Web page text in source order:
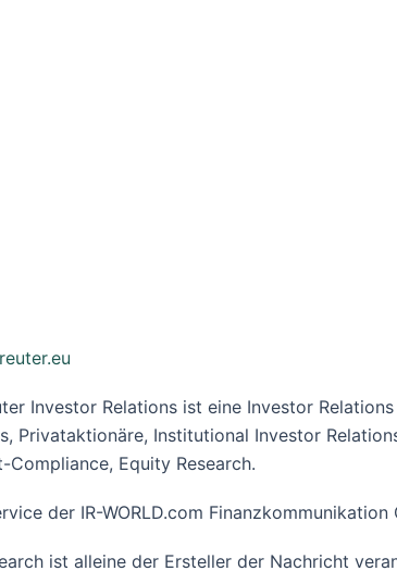
Investor Relations ist eine Investor
Privataktionäre, Institutional Investor
Equity Research.
der IR-WORLD.com Finanzkommunikation
ist alleine der Ersteller der Nachricht